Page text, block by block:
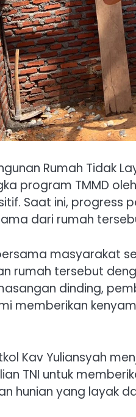
Rumah Tidak
program TMMD
Saat ini, progress
dari rumah
masyarakat
rumah tersebut
dinding,
memberikan
Kav Yuliansyah
TNI untuk
hunian yang layak